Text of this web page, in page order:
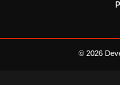
© 2026